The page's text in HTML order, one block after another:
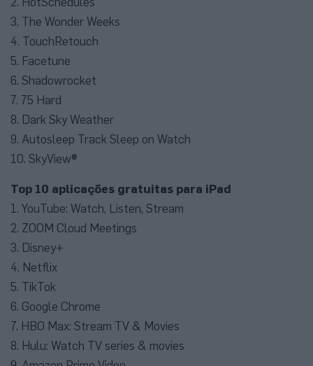
3. The Wonder Weeks
4. TouchRetouch
5. Facetune
6. Shadowrocket
7. 75 Hard
8. Dark Sky Weather
9. Autosleep Track Sleep on Watch
10. SkyView®
Top 10 aplicações gratuitas para iPad
1. YouTube: Watch, Listen, Stream
2. ZOOM Cloud Meetings
3. Disney+
4. Netflix
5. TikTok
6. Google Chrome
7. HBO Max: Stream TV & Movies
8. Hulu: Watch TV series & movies